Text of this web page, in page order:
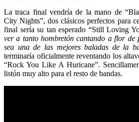
La traca final vendría de la mano de
City Nights”, dos clásicos perfectos para
final sería su tan esperado “Still Loving
ver a tanto hombretón cantando a flor de
sea una de las mejores baladas de la
terminaría oficialmente reventando los
“Rock You Like A Huricane”.
listón muy alto para el resto de bandas.